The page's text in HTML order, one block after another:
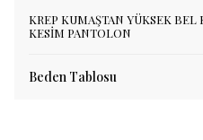
KREP KUMAŞTAN YÜKSEK
KESİM PANTOLON
Beden Tablosu